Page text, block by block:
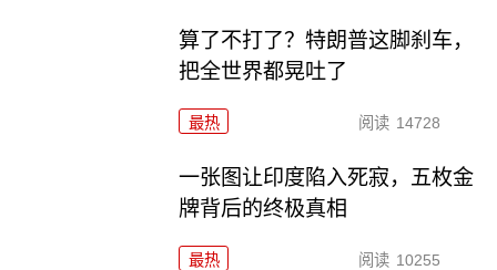
算了不打了？特朗普这脚刹车，
把全世界都晃吐了
最热 阅读 14728
一张图让印度陷入死寂，五枚金
牌背后的终极真相
最热 阅读 10255